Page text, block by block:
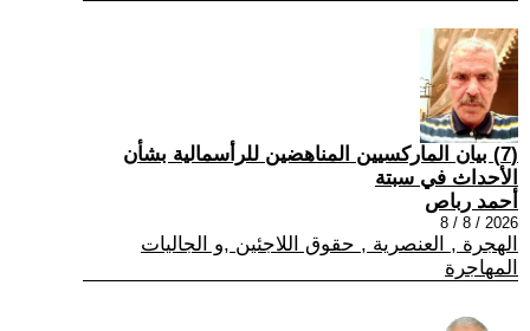
(7) بيان الماركسيين المناهضين للرأسمالية بشأن
الأحداث في سبتة
أحمد رباص
2026 / 8 / 8
الهجرة , العنصرية , حقوق اللاجئين ,و الجاليات
المهاجرة